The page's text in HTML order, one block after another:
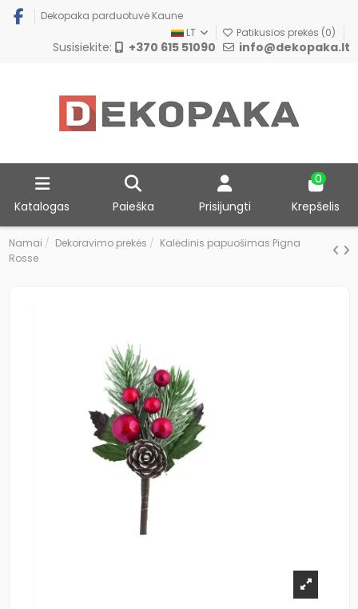
Dekopaka parduotuvė Kaune
LT
Patikusios prekės (0)
Susisiekite: +370 615 51090 info@dekopaka.lt
Katalogas Paieška Prisijungti
0
Krepšelis
Namai Dekoravimo prekės
Kalėdinis papuošimas Pigna
Rosse